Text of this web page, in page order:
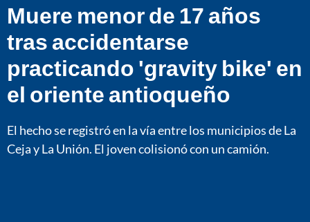
Muere menor de 17 años
tras accidentarse
practicando 'gravity bike' en
el oriente antioqueño
El hecho se registró en la vía entre los municipios de La
Ceja y La Unión. El joven colisionó con un camión.